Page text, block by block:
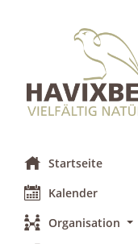
Startseite
Kalender
Organisation